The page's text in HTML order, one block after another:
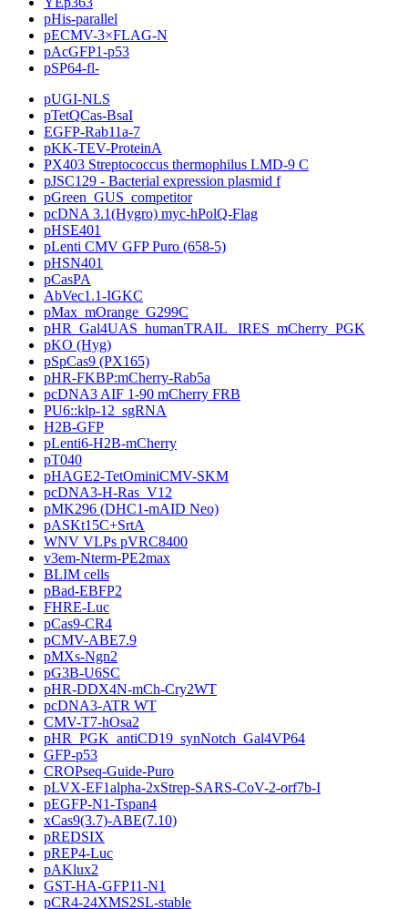
pHis-parallel
pECMV-3×FLAG-N
pAcGFP1-p53
pSP64-fl-
pUGI-NLS
pTetQCas-BsaI
EGFP-Rab11a-7
pKK-TEV-ProteinA
PX403 Streptococcus thermophilus LMD-9 C
pJSC129 - Bacterial expression plasmid f
pGreen_GUS_competitor
pcDNA 3.1(Hygro) myc-hPolQ-Flag
pHSE401
pLenti CMV GFP Puro (658-5)
pHSN401
pCasPA
AbVec1.1-IGKC
pMax_mOrange_G299C
pHR_Gal4UAS_humanTRAIL _IRES_mCherry_PGK
pKO (Hyg)
pSpCas9 (PX165)
pHR-FKBP:mCherry-Rab5a
pcDNA3 AIF 1-90 mCherry FRB
PU6::klp-12_sgRNA
H2B-GFP
pLenti6-H2B-mCherry
pT040
pHAGE2-TetOminiCMV-SKM
pcDNA3-H-Ras_V12
pMK296 (DHC1-mAID Neo)
pASKt15C+SrtA
WNV VLPs pVRC8400
v3em-Nterm-PE2max
BLIM cells
pBad-EBFP2
FHRE-Luc
pCas9-CR4
pCMV-ABE7.9
pMXs-Ngn2
pG3B-U6SC
pHR-DDX4N-mCh-Cry2WT
pcDNA3-ATR WT
CMV-T7-hOsa2
pHR_PGK_antiCD19_synNotch_Gal4VP64
GFP-p53
CROPseq-Guide-Puro
pLVX-EF1alpha-2xStrep-SARS-CoV-2-orf7b-I
pEGFP-N1-Tspan4
xCas9(3.7)-ABE(7.10)
pREDSIX
pREP4-Luc
pAKlux2
GST-HA-GFP11-N1
pCR4-24XMS2SL-stable